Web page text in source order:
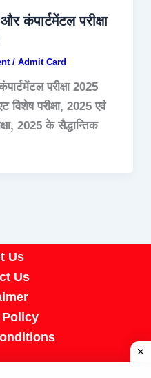
कंपार्टमेंटल परीक्षा
/ Admit Card
परीक्षा 2025
विशेष परीक्षा, 2025 एवं
2025 के सैद्धान्तिक
Us
Us